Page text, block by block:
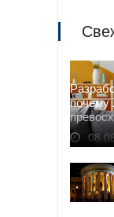
почему